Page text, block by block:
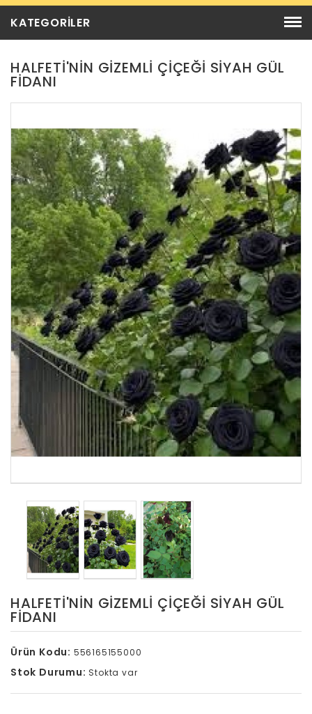
KATEGORILER
HALFETI'NIN GIZEMLI ÇIÇEĞI SIYAH GÜL
FIDANI
HALFETI'NIN GIZEMLI ÇIÇEĞI SIYAH GÜL
FIDANI
Ürün Kodu: 556165155000
Stok Durumu: Stokta var